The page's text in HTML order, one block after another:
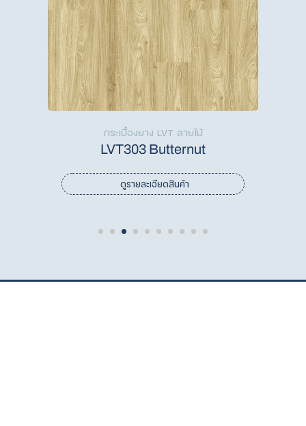
กระเบื้องยาง LVT ลายไม้
LVT303 Butternut
ดูรายละเอียดสินค้า